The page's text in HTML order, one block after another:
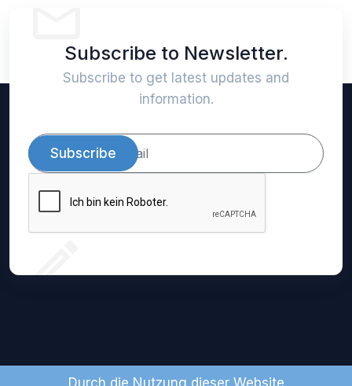
Subscribe to Newsletter.
Subscribe to get latest updates and
information.
Subscribe
Durch die Nutzung dieser Website